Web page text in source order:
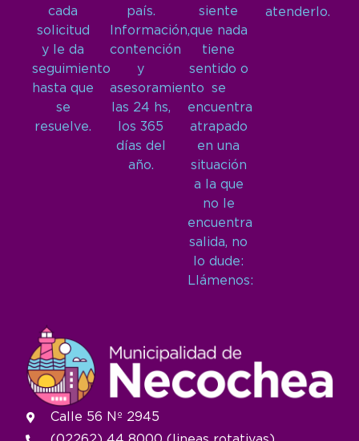
cada
solicitud
y le da
seguimiento
hasta que
se
resuelve.
país.
Información,
contención
y
asesoramiento
las 24 hs,
los 365
días del
año.
siente
que nada
tiene
sentido o
se
encuentra
atrapado
en una
situación
a la que
no le
encuentra
salida, no
lo dude:
Llámenos:
atenderlo.
Calle 56 Nº 2945